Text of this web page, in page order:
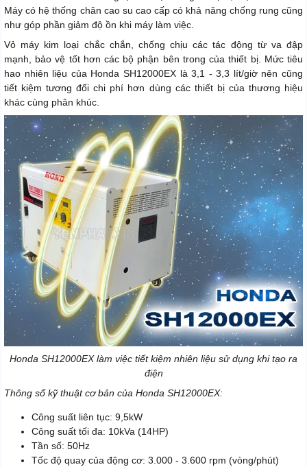
Máy có hệ thống chân cao su cao cấp có khả năng chống rung cũng
như góp phần giảm độ ồn khi máy làm việc.
Vỏ máy kim loại chắc chắn, chống chịu các tác động từ va đập
mạnh, bảo vệ tốt hơn các bộ phận bên trong của thiết bị. Mức tiêu
hao nhiên liệu của Honda SH12000EX là 3,1 - 3,3 lít/giờ nên cũng
tiết kiệm tương đối chi phí hơn dùng các thiết bị của thương hiệu
khác cùng phân khúc.
Honda SH12000EX làm việc tiết kiệm nhiên liệu sử dụng khi tạo ra
điện
Thông số kỹ thuật cơ bản của Honda SH12000EX:
Công suất liên tục: 9,5kW
Công suất tối đa: 10kVa (14HP)
Tần số: 50Hz
Tốc độ quay của động cơ: 3.000 - 3.600 rpm (vòng/phút)